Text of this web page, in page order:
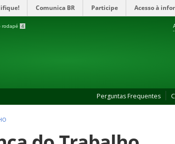
Comunica BR Participe Acesso à
rodapé 4
Perguntas Frequentes